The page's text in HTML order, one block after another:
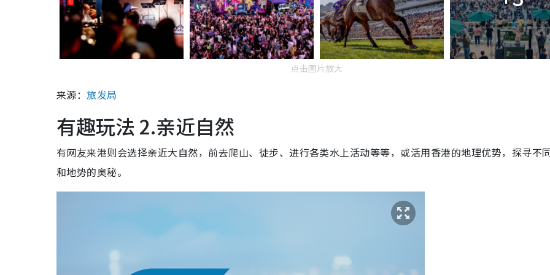
点击图片放大
来源：旅发局
有趣玩法 2.亲近自然
有网友来港则会选择亲近大自然，前去爬山、徒步、进行各类水上活动等等，或活用香港的地理优势，探寻不
和地势的奥秘。